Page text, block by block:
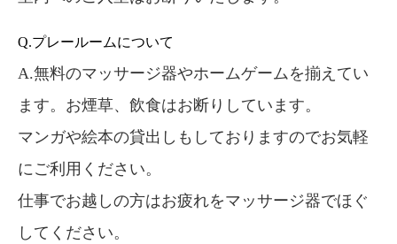
Q.プレールームについて
A.無料のマッサージ器やホームゲームを揃えてい
ます。お煙草、飲食はお断りしています。
マンガや絵本の貸出しもしておりますのでお気軽
にご利用ください。
仕事でお越しの方はお疲れをマッサージ器でほぐ
してください。